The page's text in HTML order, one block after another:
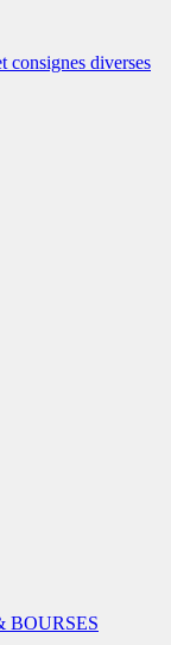
consignes diverses
BOURSES